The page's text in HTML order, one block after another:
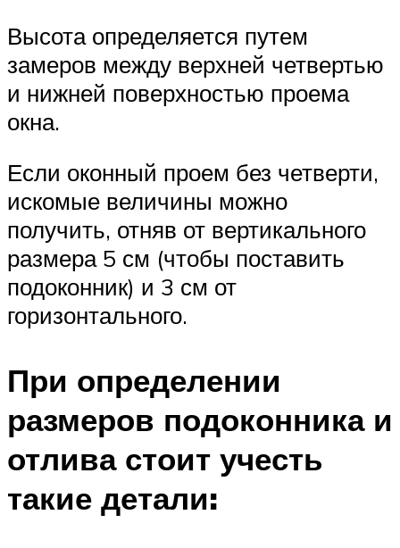
Высота определяется путем
замеров между верхней четвертью
и нижней поверхностью проема
окна.
Если оконный проем без четверти,
искомые величины можно
получить, отняв от вертикального
размера 5 см (чтобы поставить
подоконник) и 3 см от
горизонтального.
При определении
размеров подоконника и
отлива стоит учесть
такие детали: